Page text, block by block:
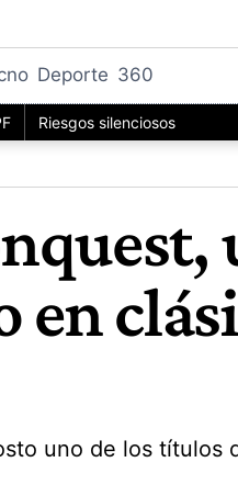
Deporte 360
Riesgos silenciosos
uno de los títulos